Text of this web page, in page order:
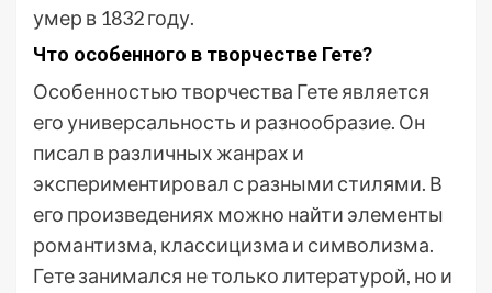
умер в 1832 году.
Что особенного в творчестве Гете?
Особенностью творчества Гете является
его универсальность и разнообразие. Он
писал в различных жанрах и
экспериментировал с разными стилями. В
его произведениях можно найти элементы
романтизма, классицизма и символизма.
Гете занимался не только литературой, но и